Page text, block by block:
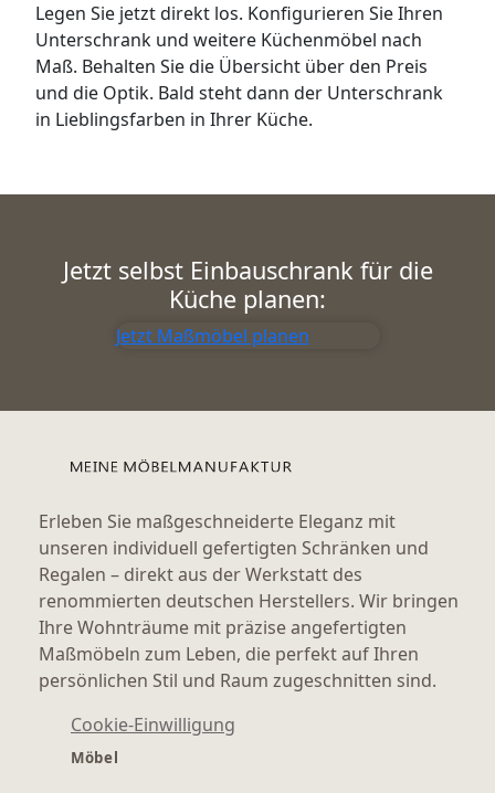
Legen Sie jetzt direkt los. Konfigurieren Sie Ihren
Unterschrank und weitere Küchenmöbel nach
Maß. Behalten Sie die Übersicht über den Preis
und die Optik. Bald steht dann der Unterschrank
in Lieblingsfarben in Ihrer Küche.
Jetzt selbst Einbauschrank für die
Küche planen:
Jetzt Maßmöbel planen
Erleben Sie maßgeschneiderte Eleganz mit
unseren individuell gefertigten Schränken und
Regalen – direkt aus der Werkstatt des
renommierten deutschen Herstellers. Wir bringen
Ihre Wohnträume mit präzise angefertigten
Maßmöbeln zum Leben, die perfekt auf Ihren
persönlichen Stil und Raum zugeschnitten sind.
Cookie-Einwilligung
Möbel